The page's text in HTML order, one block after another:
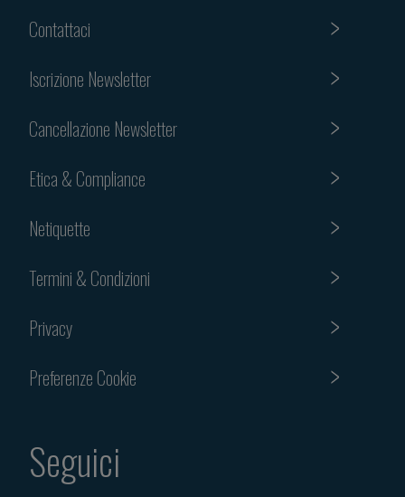
Contattaci
Iscrizione Newsletter
Cancellazione Newsletter
Etica & Compliance
Netiquette
Termini & Condizioni
Privacy
Preferenze Cookie
Seguici